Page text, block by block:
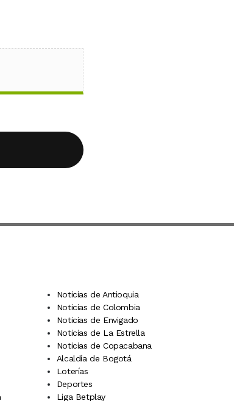
Noticias de Antioquia
Noticias de Colombia
Noticias de Envigado
Noticias de La Estrella
Noticias de Copacabana
Alcaldía de Bogotá
Loterías
Deportes
Liga Betplay